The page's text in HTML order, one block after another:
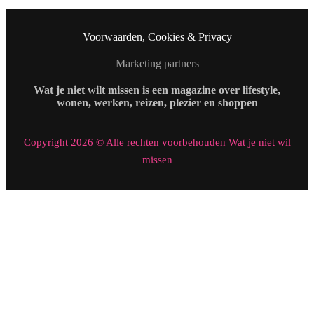
Voorwaarden, Cookies & Privacy
Marketing partners
Wat je niet wilt missen is een magazine over lifestyle,
wonen, werken, reizen, plezier en shoppen
Copyright 2026 © Alle rechten voorbehouden Wat je niet wil
missen